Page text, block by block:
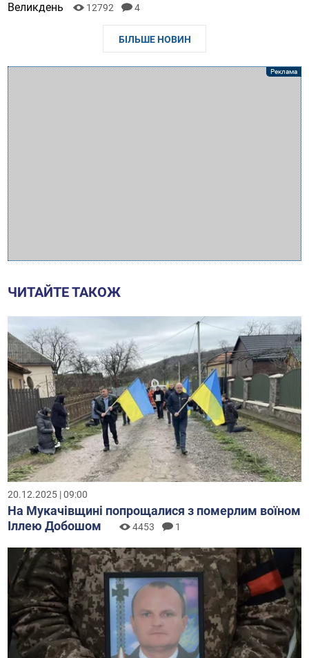
Великдень 12792 4
БІЛЬШЕ НОВИН
ЧИТАЙТЕ ТАКОЖ
20.12.2025 | 09:00
На Мукачівщині попрощалися з померлим воїном
Іллею Добошом
4453 1